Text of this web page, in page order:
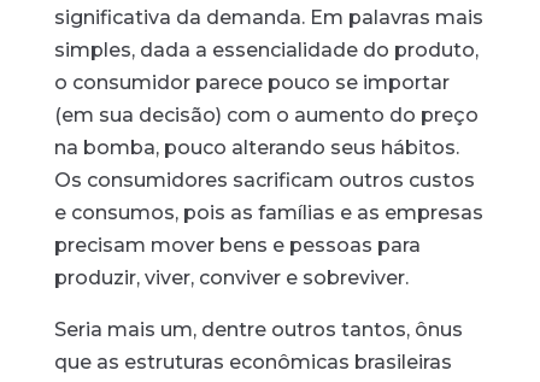
significativa da demanda. Em palavras mais
simples, dada a essencialidade do produto,
o consumidor parece pouco se importar
(em sua decisão) com o aumento do preço
na bomba, pouco alterando seus hábitos.
Os consumidores sacrificam outros custos
e consumos, pois as famílias e as empresas
precisam mover bens e pessoas para
produzir, viver, conviver e sobreviver.
Seria mais um, dentre outros tantos, ônus
que as estruturas econômicas brasileiras